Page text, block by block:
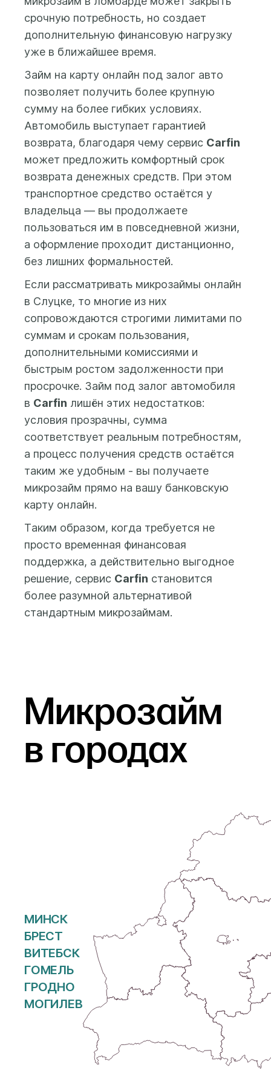
телефону. В любом
случае Вы
заплатите только
за дни
фактического
использования
средств.
предоставление
кредитного отчета.
После этого Вам будет
доступна форма
получение займа, где вы
сможете указать
желаемую сумму займа
(от 500 до 100 000 бел.
рублей) и срок займа (до
25 месяцев), а также
предоставить данные и
фото автомобиля и
свидетельства о
регистрации
(техпаспорта) на
Заем выдается на
банковскую карту,
заемщика. После
заполнения анкеты и
проверки данных
системой ответ по Вашей
заявке будет доступен в
Личном кабинете.
срочную потребность, но создает
дополнительную финансовую нагрузку
уже в ближайшее время.
Займ на карту онлайн под залог авто
позволяет получить более крупную
сумму на более гибких условиях.
Автомобиль выступает гарантией
возврата, благодаря чему сервис Carfin
может предложить комфортный срок
возврата денежных средств. При этом
транспортное средство остаётся у
владельца — вы продолжаете
пользоваться им в повседневной жизни,
а оформление проходит дистанционно,
без лишних формальностей.
Если рассматривать микрозаймы онлайн
в Слуцке, то многие из них
сопровождаются строгими лимитами по
суммам и срокам пользования,
дополнительными комиссиями и
быстрым ростом задолженности при
просрочке. Займ под залог автомобиля
в Carfin лишён этих недостатков:
условия прозрачны, сумма
соответствует реальным потребностям,
а процесс получения средств остаётся
таким же удобным - вы получаете
микрозайм прямо на вашу банковскую
карту онлайн.
Таким образом, когда требуется не
просто временная финансовая
поддержка, а действительно выгодное
решение, сервис Carfin становится
более разумной альтернативой
стандартным микрозаймам.
Микрозайм
в городах
МИНСК
БРЕСТ
ВИТЕБСК
ГОМЕЛЬ
ГРОДНО
МОГИЛЕВ